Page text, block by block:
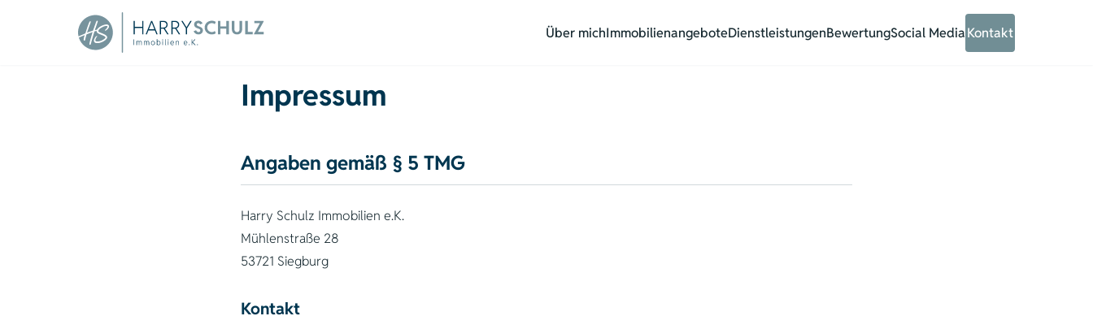
Über michImmobilienangeboteDienstleistungenBewertungSocial MediaKontakt
Impressum
Angaben gemäß § 5 TMG
Harry Schulz Immobilien e.K.
Mühlenstraße 28
53721 Siegburg
Kontakt